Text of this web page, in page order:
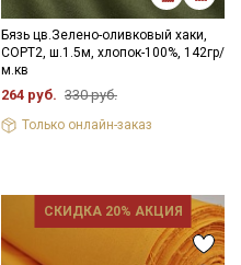
Бязь цв.Зелено-оливковый хаки,
СОРТ2, ш.1.5м, хлопок-100%, 142гр/
м.кв
264 руб. 330 руб.
Только онлайн-заказ
СКИДКА 20% АКЦИЯ